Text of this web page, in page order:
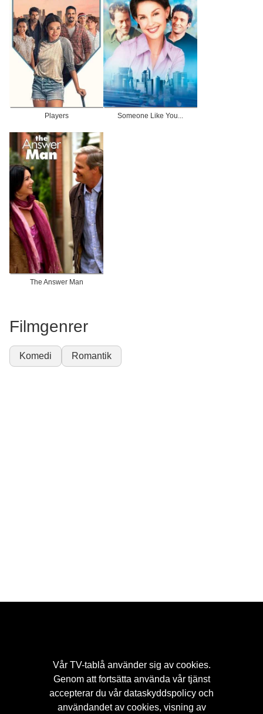
Players Someone Like You...
The Answer Man
Filmgenrer
Komedi Romantik
Populärt Streaming Kontakt
Tv-tips
Vår TV-tablå använder sig av cookies.
Genom att fortsätta använda vår tjänst
accepterar du vår dataskyddspolicy och
användandet av cookies, visning av